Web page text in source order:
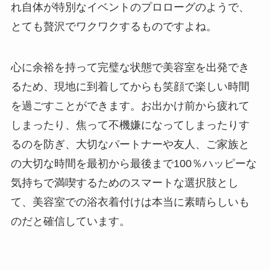
れ自体が特別なイベントのプロローグのようで、
とても贅沢でワクワクするものですよね。
心に余裕を持って完璧な状態で美容室を出発でき
るため、現地に到着してからも笑顔で楽しい時間
を過ごすことができます。お出かけ前から疲れて
しまったり、焦って不機嫌になってしまったりす
るのを防ぎ、大切なパートナーや友人、ご家族と
の大切な時間を最初から最後まで100％ハッピーな
気持ちで満喫するためのスマートな選択肢とし
て、美容室での浴衣着付けは本当に素晴らしいも
のだと確信しています。